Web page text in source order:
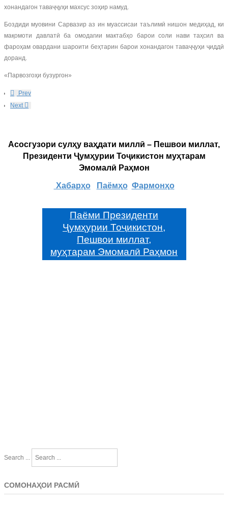
хонандагон таваҷҷуҳи махсус зоҳир намуд.
Боздиди муовини Сарвазир аз ин муассисаи таълимӣ нишон медиҳад, ки
мақомоти давлатӣ ба омодагии мактабҳо барои соли нави таҳсил ва
фароҳам овардани шароити беҳтарин барои хонандагон таваҷҷуҳи ҷиддӣ
доранд.
«Парвозгоҳи бузургон»
Prev
Next
Асосгузори сулҳу ваҳдати миллӣ – Пешвои миллат,
Президенти Ҷумҳурии Тоҷикистон муҳтарам
Эмомалӣ Раҳмон
Хабарҳо Паёмҳо Фармонҳо
Паёми Президенти
Ҷумҳурии Тоҷикистон,
Пешвои миллат,
муҳтарам Эмомалӣ Раҳмон
Search ...
СОМОНАҲОИ РАСМӢ